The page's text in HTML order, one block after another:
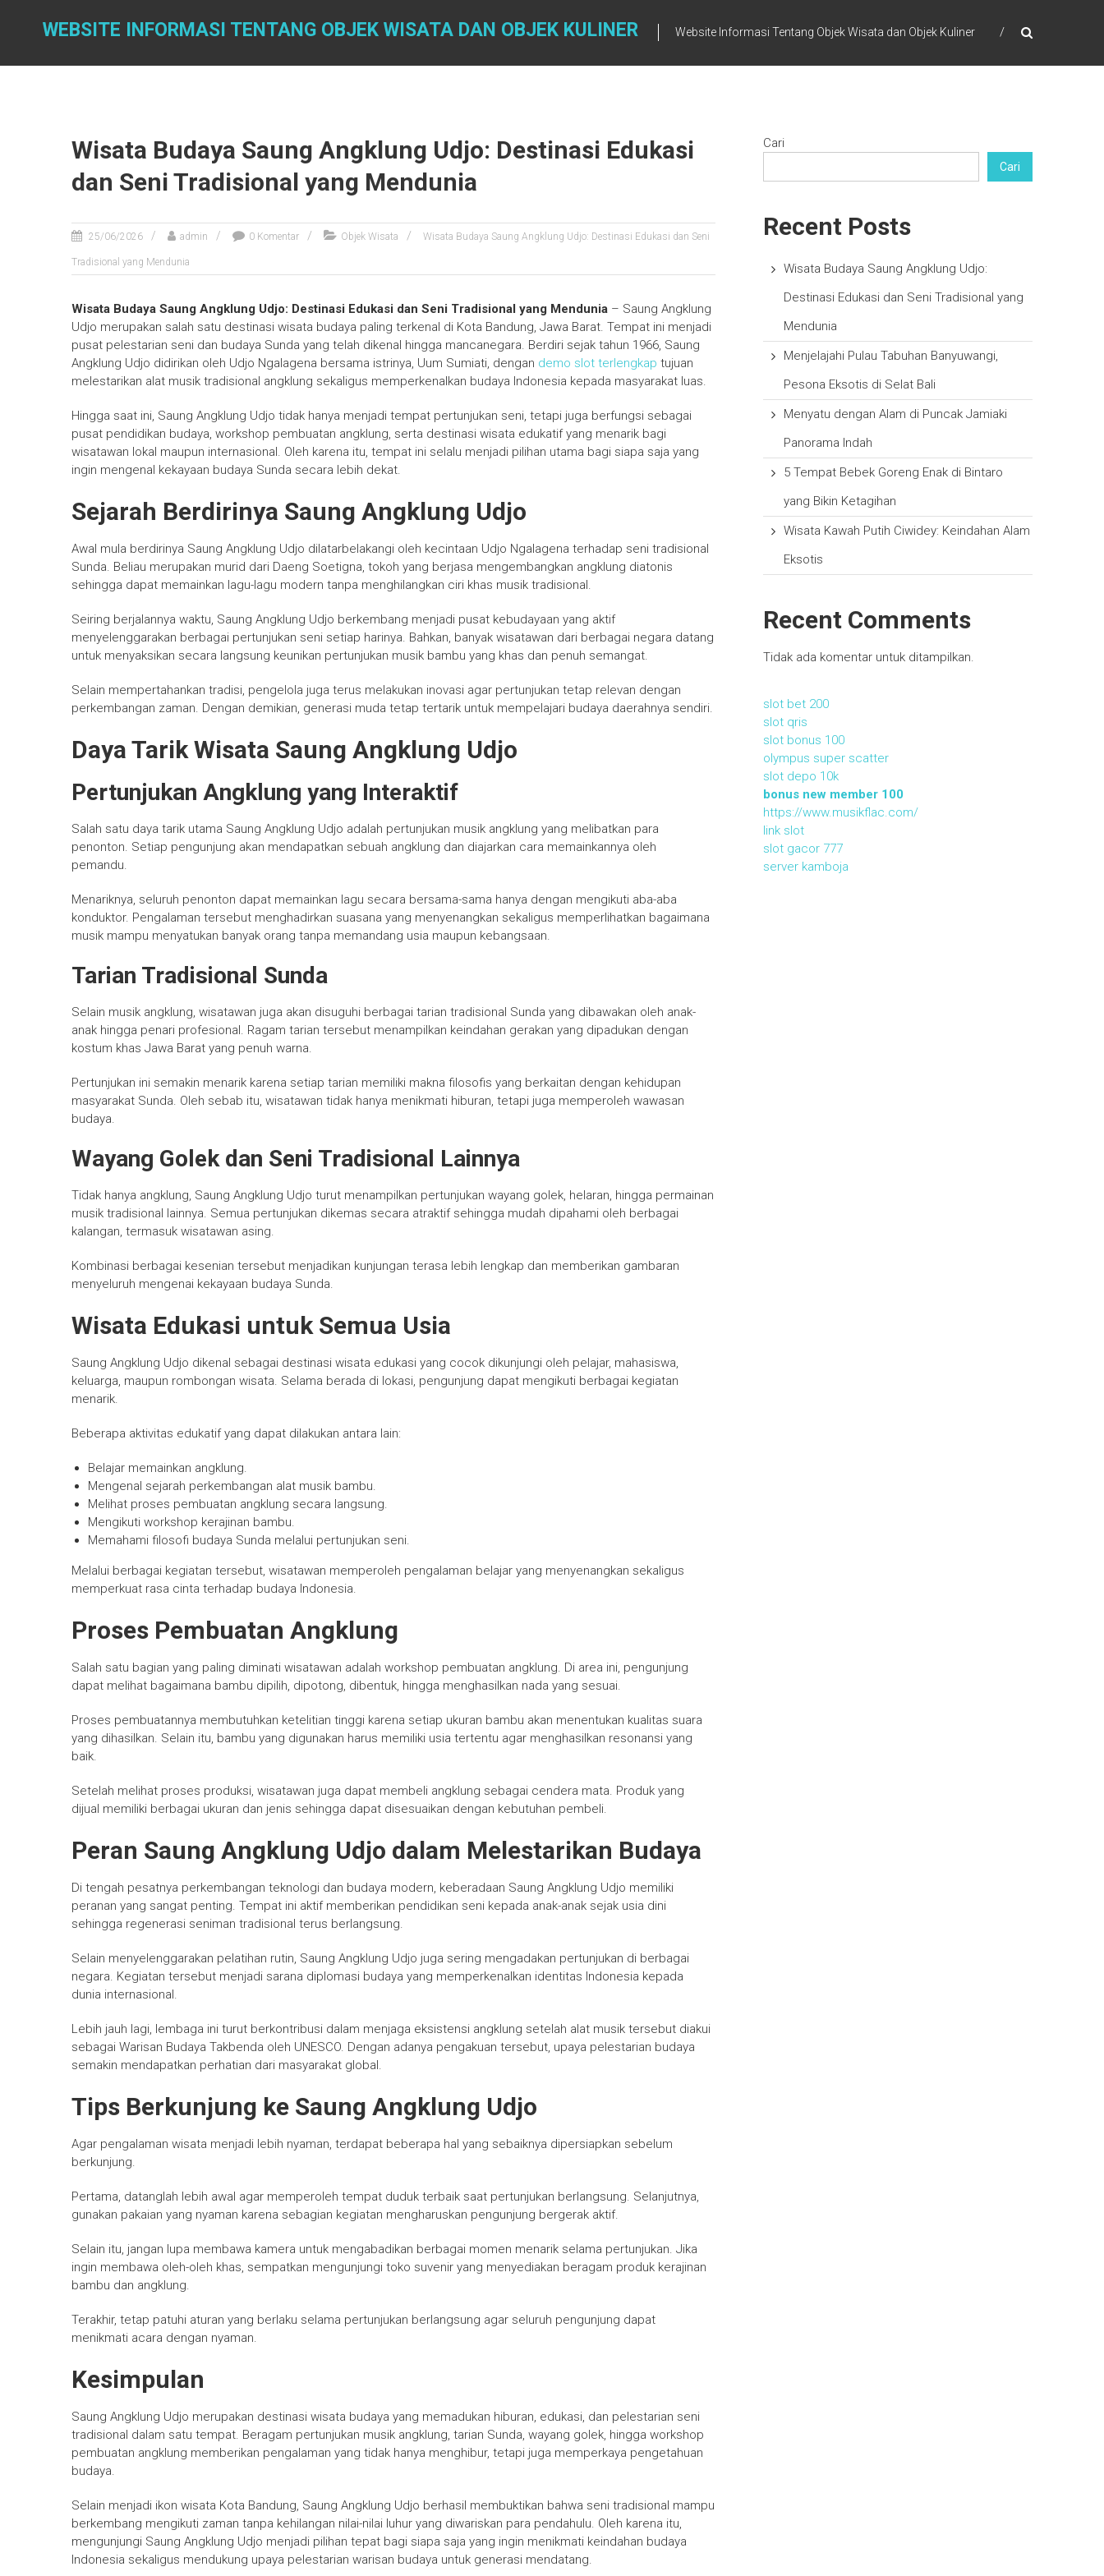
WEBSITE INFORMASI TENTANG OBJEK WISATA DAN OBJEK KULINER Website Informasi Tentang Objek Wisata dan Objek Kuliner
Wisata Budaya Saung Angklung Udjo: Destinasi Edukasi
dan Seni Tradisional yang Mendunia
25/06/2026 admin 0 Komentar Objek Wisata Wisata Budaya Saung Angklung Udjo: Destinasi Edukasi dan Seni
Tradisional yang Mendunia
Wisata Budaya Saung Angklung Udjo: Destinasi Edukasi dan Seni Tradisional yang Mendunia – Saung Angklung
Udjo merupakan salah satu destinasi wisata budaya paling terkenal di Kota Bandung, Jawa Barat. Tempat ini menjadi
pusat pelestarian seni dan budaya Sunda yang telah dikenal hingga mancanegara. Berdiri sejak tahun 1966, Saung
Angklung Udjo didirikan oleh Udjo Ngalagena bersama istrinya, Uum Sumiati, dengan demo slot terlengkap tujuan
melestarikan alat musik tradisional angklung sekaligus memperkenalkan budaya Indonesia kepada masyarakat luas.
Hingga saat ini, Saung Angklung Udjo tidak hanya menjadi tempat pertunjukan seni, tetapi juga berfungsi sebagai
pusat pendidikan budaya, workshop pembuatan angklung, serta destinasi wisata edukatif yang menarik bagi
wisatawan lokal maupun internasional. Oleh karena itu, tempat ini selalu menjadi pilihan utama bagi siapa saja yang
ingin mengenal kekayaan budaya Sunda secara lebih dekat.
Sejarah Berdirinya Saung Angklung Udjo
Awal mula berdirinya Saung Angklung Udjo dilatarbelakangi oleh kecintaan Udjo Ngalagena terhadap seni tradisional
Sunda. Beliau merupakan murid dari Daeng Soetigna, tokoh yang berjasa mengembangkan angklung diatonis
sehingga dapat memainkan lagu-lagu modern tanpa menghilangkan ciri khas musik tradisional.
Seiring berjalannya waktu, Saung Angklung Udjo berkembang menjadi pusat kebudayaan yang aktif
menyelenggarakan berbagai pertunjukan seni setiap harinya. Bahkan, banyak wisatawan dari berbagai negara datang
untuk menyaksikan secara langsung keunikan pertunjukan musik bambu yang khas dan penuh semangat.
Selain mempertahankan tradisi, pengelola juga terus melakukan inovasi agar pertunjukan tetap relevan dengan
perkembangan zaman. Dengan demikian, generasi muda tetap tertarik untuk mempelajari budaya daerahnya sendiri.
Daya Tarik Wisata Saung Angklung Udjo
Pertunjukan Angklung yang Interaktif
Salah satu daya tarik utama Saung Angklung Udjo adalah pertunjukan musik angklung yang melibatkan para
penonton. Setiap pengunjung akan mendapatkan sebuah angklung dan diajarkan cara memainkannya oleh
pemandu.
Menariknya, seluruh penonton dapat memainkan lagu secara bersama-sama hanya dengan mengikuti aba-aba
konduktor. Pengalaman tersebut menghadirkan suasana yang menyenangkan sekaligus memperlihatkan bagaimana
musik mampu menyatukan banyak orang tanpa memandang usia maupun kebangsaan.
Tarian Tradisional Sunda
Selain musik angklung, wisatawan juga akan disuguhi berbagai tarian tradisional Sunda yang dibawakan oleh anak-
anak hingga penari profesional. Ragam tarian tersebut menampilkan keindahan gerakan yang dipadukan dengan
kostum khas Jawa Barat yang penuh warna.
Pertunjukan ini semakin menarik karena setiap tarian memiliki makna filosofis yang berkaitan dengan kehidupan
masyarakat Sunda. Oleh sebab itu, wisatawan tidak hanya menikmati hiburan, tetapi juga memperoleh wawasan
budaya.
Wayang Golek dan Seni Tradisional Lainnya
Tidak hanya angklung, Saung Angklung Udjo turut menampilkan pertunjukan wayang golek, helaran, hingga permainan
musik tradisional lainnya. Semua pertunjukan dikemas secara atraktif sehingga mudah dipahami oleh berbagai
kalangan, termasuk wisatawan asing.
Kombinasi berbagai kesenian tersebut menjadikan kunjungan terasa lebih lengkap dan memberikan gambaran
menyeluruh mengenai kekayaan budaya Sunda.
Wisata Edukasi untuk Semua Usia
Saung Angklung Udjo dikenal sebagai destinasi wisata edukasi yang cocok dikunjungi oleh pelajar, mahasiswa,
keluarga, maupun rombongan wisata. Selama berada di lokasi, pengunjung dapat mengikuti berbagai kegiatan
menarik.
Beberapa aktivitas edukatif yang dapat dilakukan antara lain:
Belajar memainkan angklung.
Mengenal sejarah perkembangan alat musik bambu.
Melihat proses pembuatan angklung secara langsung.
Mengikuti workshop kerajinan bambu.
Memahami filosofi budaya Sunda melalui pertunjukan seni.
Melalui berbagai kegiatan tersebut, wisatawan memperoleh pengalaman belajar yang menyenangkan sekaligus
memperkuat rasa cinta terhadap budaya Indonesia.
Proses Pembuatan Angklung
Salah satu bagian yang paling diminati wisatawan adalah workshop pembuatan angklung. Di area ini, pengunjung
dapat melihat bagaimana bambu dipilih, dipotong, dibentuk, hingga menghasilkan nada yang sesuai.
Proses pembuatannya membutuhkan ketelitian tinggi karena setiap ukuran bambu akan menentukan kualitas suara
yang dihasilkan. Selain itu, bambu yang digunakan harus memiliki usia tertentu agar menghasilkan resonansi yang
baik.
Setelah melihat proses produksi, wisatawan juga dapat membeli angklung sebagai cendera mata. Produk yang
dijual memiliki berbagai ukuran dan jenis sehingga dapat disesuaikan dengan kebutuhan pembeli.
Peran Saung Angklung Udjo dalam Melestarikan Budaya
Di tengah pesatnya perkembangan teknologi dan budaya modern, keberadaan Saung Angklung Udjo memiliki
peranan yang sangat penting. Tempat ini aktif memberikan pendidikan seni kepada anak-anak sejak usia dini
sehingga regenerasi seniman tradisional terus berlangsung.
Selain menyelenggarakan pelatihan rutin, Saung Angklung Udjo juga sering mengadakan pertunjukan di berbagai
negara. Kegiatan tersebut menjadi sarana diplomasi budaya yang memperkenalkan identitas Indonesia kepada
dunia internasional.
Lebih jauh lagi, lembaga ini turut berkontribusi dalam menjaga eksistensi angklung setelah alat musik tersebut diakui
sebagai Warisan Budaya Takbenda oleh UNESCO. Dengan adanya pengakuan tersebut, upaya pelestarian budaya
semakin mendapatkan perhatian dari masyarakat global.
Tips Berkunjung ke Saung Angklung Udjo
Agar pengalaman wisata menjadi lebih nyaman, terdapat beberapa hal yang sebaiknya dipersiapkan sebelum
berkunjung.
Pertama, datanglah lebih awal agar memperoleh tempat duduk terbaik saat pertunjukan berlangsung. Selanjutnya,
gunakan pakaian yang nyaman karena sebagian kegiatan mengharuskan pengunjung bergerak aktif.
Selain itu, jangan lupa membawa kamera untuk mengabadikan berbagai momen menarik selama pertunjukan. Jika
ingin membawa oleh-oleh khas, sempatkan mengunjungi toko suvenir yang menyediakan beragam produk kerajinan
bambu dan angklung.
Terakhir, tetap patuhi aturan yang berlaku selama pertunjukan berlangsung agar seluruh pengunjung dapat
menikmati acara dengan nyaman.
Kesimpulan
Saung Angklung Udjo merupakan destinasi wisata budaya yang memadukan hiburan, edukasi, dan pelestarian seni
tradisional dalam satu tempat. Beragam pertunjukan musik angklung, tarian Sunda, wayang golek, hingga workshop
pembuatan angklung memberikan pengalaman yang tidak hanya menghibur, tetapi juga memperkaya pengetahuan
budaya.
Selain menjadi ikon wisata Kota Bandung, Saung Angklung Udjo berhasil membuktikan bahwa seni tradisional mampu
berkembang mengikuti zaman tanpa kehilangan nilai-nilai luhur yang diwariskan para pendahulu. Oleh karena itu,
mengunjungi Saung Angklung Udjo menjadi pilihan tepat bagi siapa saja yang ingin menikmati keindahan budaya
Indonesia sekaligus mendukung upaya pelestarian warisan budaya untuk generasi mendatang.
Cari
Cari
Recent Posts
Wisata Budaya Saung Angklung Udjo:
Destinasi Edukasi dan Seni Tradisional yang
Mendunia
Menjelajahi Pulau Tabuhan Banyuwangi,
Pesona Eksotis di Selat Bali
Menyatu dengan Alam di Puncak Jamiaki
Panorama Indah
5 Tempat Bebek Goreng Enak di Bintaro
yang Bikin Ketagihan
Wisata Kawah Putih Ciwidey: Keindahan Alam
Eksotis
Recent Comments
Tidak ada komentar untuk ditampilkan.
slot bet 200
slot qris
slot bonus 100
olympus super scatter
slot depo 10k
bonus new member 100
https://www.musikflac.com/
link slot
slot gacor 777
server kamboja